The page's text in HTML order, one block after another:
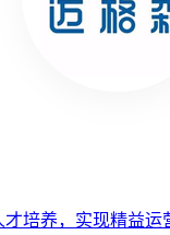
培养，实现精益运